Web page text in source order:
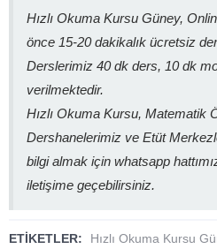
Hızlı Okuma Kursu Güney,
önce 15-20 dakikalık ücretsiz
Derslerimiz 40 dk ders, 10 dk
verilmektedir.
Hızlı Okuma Kursu, Matematik
Dershanelerimiz ve Etüt
bilgi almak için whatsapp
iletişime geçebilirsiniz.
ETİKETLER: Hızlı Okuma Kursu